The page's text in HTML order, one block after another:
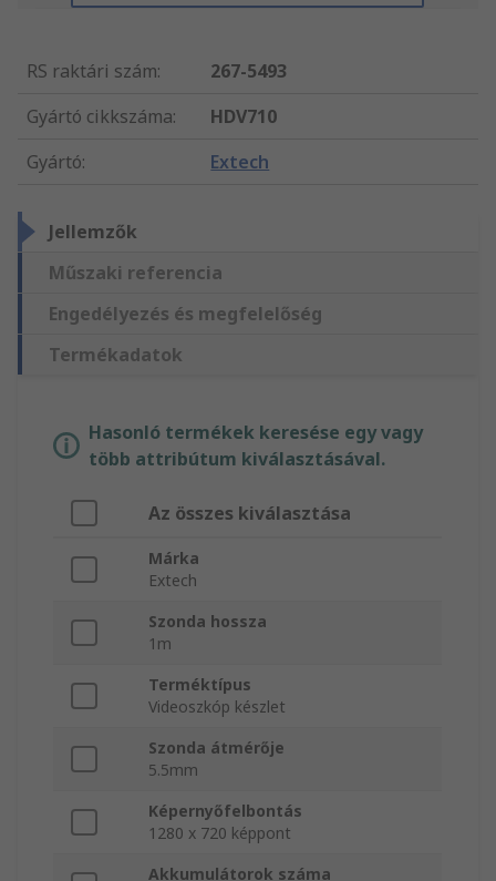
RS raktári szám:
267-5493
Gyártó cikkszáma:
HDV710
Gyártó: Extech
Jellemzők
Műszaki referencia
Engedélyezés és megfelelőség
Termékadatok
Hasonló termékek keresése egy vagy
több attribútum kiválasztásával.
Az összes kiválasztása
Márka
Extech
Szonda hossza
1m
Terméktípus
Videoszkóp készlet
Szonda átmérője
5.5mm
Képernyőfelbontás
1280 x 720 képpont
Akkumulátorok száma